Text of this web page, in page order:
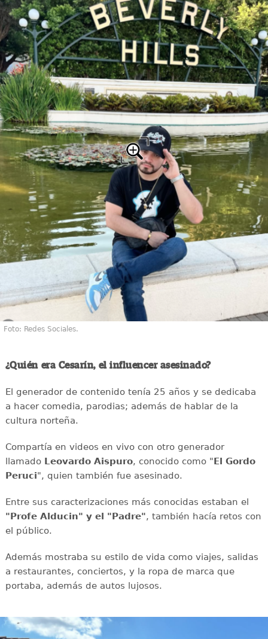
Foto: Redes Sociales.
¿Quién era Cesarín, el influencer asesinado?
El generador de contenido tenía 25 años y se dedicaba
a hacer comedia, parodias; además de hablar de la
cultura norteña.
Compartía en videos en vivo con otro generador
llamadoLeovardo Aispuro, conocido como "El Gordo
Peruci", quien también fue asesinado.
Entre sus caracterizaciones más conocidas estaban el
"Profe Alducin" y el "Padre", también hacía retos con
el público.
Además mostraba su estilo de vida como viajes, salidas
a restaurantes, conciertos, y la ropa de marca que
portaba, además de autos lujosos.